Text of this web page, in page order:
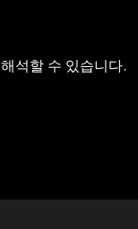
석할 수 있습니다.